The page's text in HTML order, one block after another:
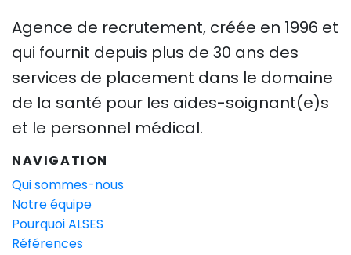
Agence de recrutement, créée en 1996 et
qui fournit depuis plus de 30 ans des
services de placement dans le domaine
de la santé pour les aides-soignant(e)s
et le personnel médical.
NAVIGATION
Qui sommes-nous
Notre équipe
Pourquoi ALSES
Références